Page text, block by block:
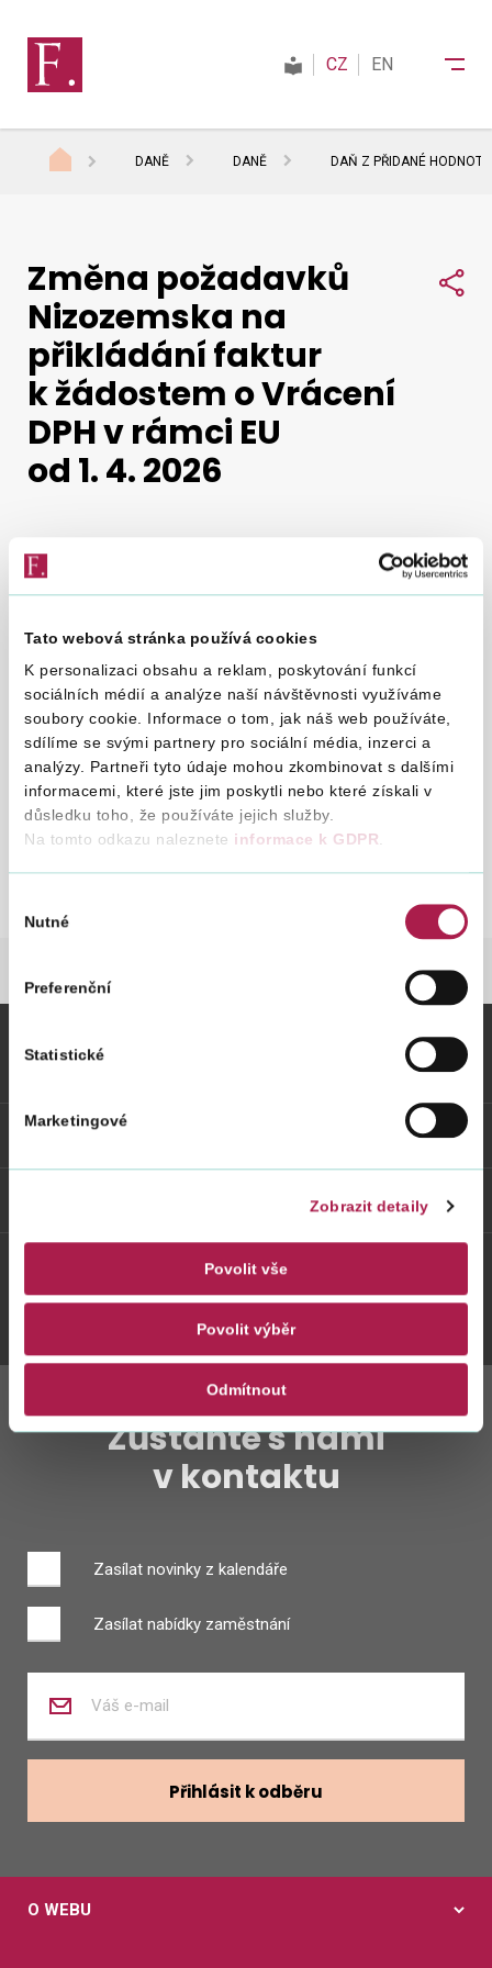
Tato webová stránka používá cookies
K personalizaci obsahu a reklam, poskytování funkcí
sociálních médií a analýze naší návštěvnosti využíváme
soubory cookie. Informace o tom, jak náš web používáte,
sdílíme se svými partnery pro sociální média, inzerci a
analýzy. Partneři tyto údaje mohou zkombinovat s dalšími
informacemi, které jste jim poskytli nebo které získali v
důsledku toho, že používáte jejich služby.
Na tomto odkazu naleznete informace k GDPR.
souhlasu
Nutné
Preferenční
Statistické
Marketingové
Zobrazit detaily
Povolit vše
Povolit výběr
Odmítnout
Daně
Mezinárodní spolupráce
Kontakty
Vyhledat na webu
CZ EN
DANĚ DANĚ DAŇ Z PŘIDANÉ HODNOTY
16. 3. 2026
S platností od 1. 4. 2026 Nizozemsko jako stát
vrácení požaduje, aby k žádostem o vrácení DPH
v rámci EU byly přikládány elektronické kopie
daňových dokladů v souladu s článkem 10 Směrnice
Změna požadavků
Nizozemska na
přikládání faktur
k žádostem o Vrácení
DPH v rámci EU
od 1. 4. 2026
Zobraz obsah
DAŇ Z PŘIDANÉ HODNOTY
Odkazy
Twitter Youtube Facebook Instagram
Zůstaňte s námi
v kontaktu
Zasílat novinky z kalendáře
Zasílat nabídky zaměstnání
váš
mail
Přihlásit k odběru
O WEBU